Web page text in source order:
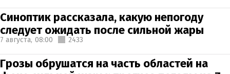
Синоптик рассказала, какую непогоду
следует ожидать после сильной жары
7 августа, 08:00 2433
Грозы обрушатся на часть областей на